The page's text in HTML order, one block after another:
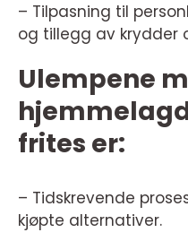
– Tilpasning til
og tillegg av krydder
Ulempene
frites er:
– Tidskrevende
kjøpte alternativer.